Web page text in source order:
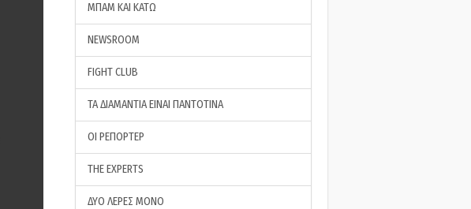
ΜΠΑΜ ΚΑΙ ΚΑΤΩ
NEWSROOM
FIGHT CLUB
ΤΑ ΔΙΑΜΑΝΤΙΑ ΕΙΝΑΙ ΠΑΝΤΟΤΙΝΑ
ΟΙ ΡΕΠΟΡΤΕΡ
THE EXPERTS
ΔΥΟ ΛΕΡΕΣ ΜΟΝΟ